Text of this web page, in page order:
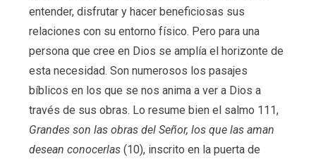
entender, disfrutar y hacer beneficiosas sus
relaciones con su entorno físico. Pero para una
persona que cree en Dios se amplía el horizonte de
esta necesidad. Son numerosos los pasajes
bíblicos en los que se nos anima a ver a Dios a
través de sus obras. Lo resume bien el salmo 111,
Grandes son las obras del Señor, los que las aman
desean conocerlas (10), inscrito en la puerta de